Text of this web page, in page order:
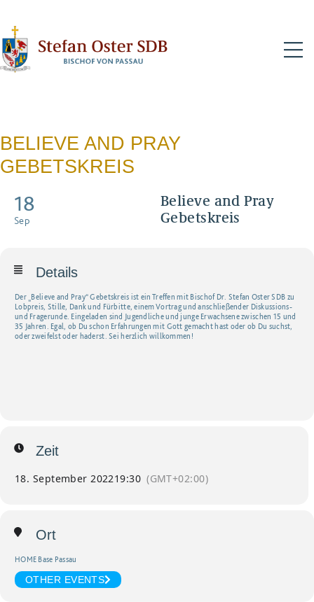
BELIEVE AND PRAY
GEBETSKREIS
18
Sep
Believe and Pray
Gebetskreis
Details
Der „Believe and Pray“ Gebetskreis ist ein Treffen mit Bischof Dr. Stefan Oster SDB zu
Lobpreis, Stille, Dank und Fürbitte, einem Vortrag und anschließender Diskussions-
und Fragerunde. Eingeladen sind Jugendliche und junge Erwachsene zwischen 15 und
35 Jahren. Egal, ob Du schon Erfahrungen mit Gott gemacht hast oder ob Du suchst,
oder zweifelst oder haderst. Sei herzlich willkommen!
Zeit
18. September 202219:30 (GMT+02:00)
Ort
HOME Base Passau
OTHER EVENTS